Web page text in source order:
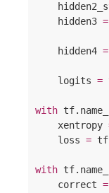
    hidden3
=
    hidden4
=
    logits
=
with
    xentropy
    loss
=
with
    correct
=